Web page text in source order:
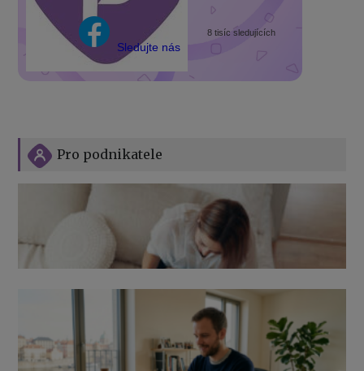
Sledujte nás
8 tisíc sledujících
Pro podnikatele